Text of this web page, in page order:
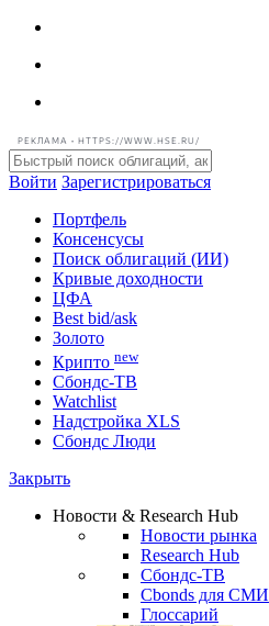
РЕКЛАМА • HTTPS://WWW.HSE.RU/
Войти Зарегистрироваться
Портфель
Консенсусы
Поиск облигаций (ИИ)
Кривые доходности
ЦФА
Best bid/ask
Золото
Крипто new
Сбондс-ТВ
Watchlist
Надстройка XLS
Сбондс Люди
Закрыть
Новости & Research Hub
Новости рынка
Research Hub
Сбондс-ТВ
Cbonds для СМИ
Глоссарий